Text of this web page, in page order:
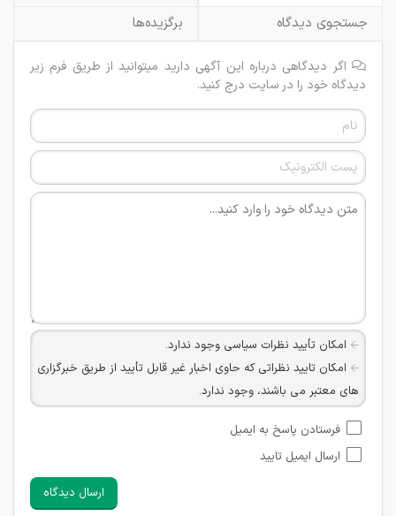
جستجوی دیدگاه
برگزیده‌ها
اگر دیدگاهی درباره این آگهی دارید میتوانید از طریق فرم زیر
دیدگاه خود را در سایت درج کنید.
امکان تأیید نظرات سیاسی وجود ندارد.
امکان تایید نظراتی که حاوی اخبار غیر قابل تأیید از طریق خبرگزاری
های معتبر می باشند، وجود ندارد.
شبکه های مجازی ارتباطی می باشند وجود ندارد.
امکان تأیید نظرات کاربرانی که به هر طریقی قصد مأیوس کردن
هرگونه تحریک، تحقیر و کنایه به سایر افراد (مسئول و غیر مسئول)
فرستادن پاسخ به ایمیل
ارسال ایمیل تایید
ارسال دیدگاه